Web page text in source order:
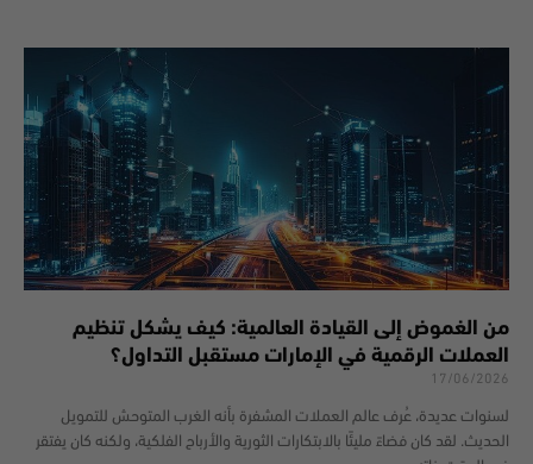
من الغموض إلى القيادة العالمية: كيف يشكل تنظيم
العملات الرقمية في الإمارات مستقبل التداول؟
17/06/2026
لسنوات عديدة، عُرف عالم العملات المشفرة بأنه الغرب المتوحش للتمويل
الحديث. لقد كان فضاءً مليئًا بالابتكارات الثورية والأرباح الفلكية، ولكنه كان يفتقر